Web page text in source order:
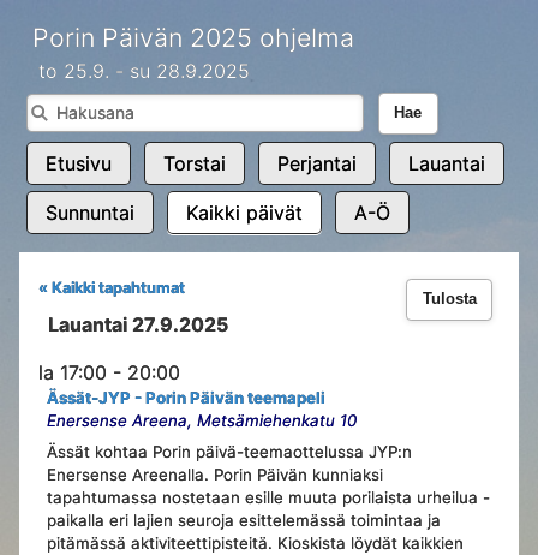
Porin Päivän 2025 ohjelma
to 25.9. - su 28.9.2025
Hae
Etusivu Torstai Perjantai Lauantai
Sunnuntai Kaikki päivät A-Ö
Tulosta
« Kaikki tapahtumat
Lauantai 27.9.2025
la 17:00 - 20:00
Ässät-JYP - Porin Päivän teemapeli
Enersense Areena, Metsämiehenkatu 10
Ässät kohtaa Porin päivä-teemaottelussa JYP:n
Enersense Areenalla. Porin Päivän kunniaksi
tapahtumassa nostetaan esille muuta porilaista urheilua -
paikalla eri lajien seuroja esittelemässä toimintaa ja
pitämässä aktiviteettipisteitä. Kioskista löydät kaikkien